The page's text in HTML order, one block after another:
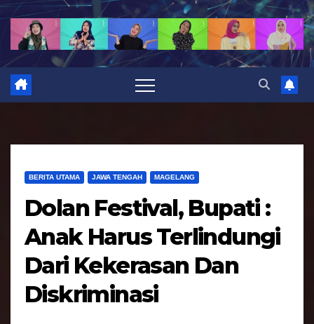
o
n
BERITA UTAMA JAWA TENGAH MAGELANG
Dolan Festival, Bupati :
Anak Harus Terlindungi
Dari Kekerasan Dan
Diskriminasi